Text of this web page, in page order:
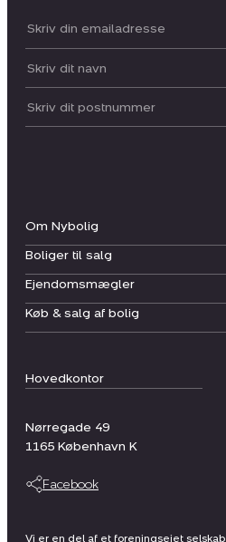
Hovedkontor
Nørregade 49
1165 København K
Facebook
Om Nybolig
Boliger til salg
Ejendomsmægler
Køb & salg af bolig
Din email:
Dit navn:
Postnummer
Vi er en del af et foreningsejet selskab